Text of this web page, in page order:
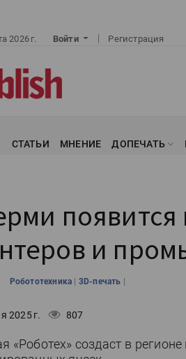
2026 г. Войти Регистрация
СТАТЬИ МНЕНИЕ ДОПЕЧАТЬ
появится
и
Робототехника | 3D-печать |
2025 г. 807
«Роботех» создаст в